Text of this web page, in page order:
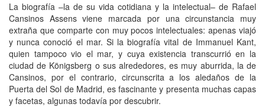
La biografía –la de su vida cotidiana y la intelectual– de Rafael
Cansinos Assens viene marcada por una circunstancia muy
extraña que comparte con muy pocos intelectuales: apenas viajó
y nunca conoció el mar. Si la biografía vital de Immanuel Kant,
quien tampoco vio el mar, y cuya existencia transcurrió en la
ciudad de Königsberg o sus alrededores, es muy aburrida, la de
Cansinos, por el contrario, circunscrita a los aledaños de la
Puerta del Sol de Madrid, es fascinante y presenta muchas capas
y facetas, algunas todavía por descubrir.